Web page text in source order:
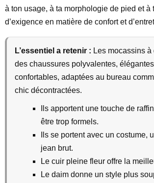
à ton usage, à ta morphologie de pied et à
d’exigence en matière de confort et
L’essentiel a retenir : Les mocassins
des chaussures polyvalentes,
confortables, adaptées au bureau
chic décontractées.
Ils apportent une touche de
être trop formels.
Ils se portent avec un costume,
jean brut.
Le cuir pleine fleur offre la
Le daim donne un style plus